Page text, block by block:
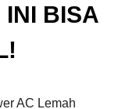
INI BISA
AC Lemah